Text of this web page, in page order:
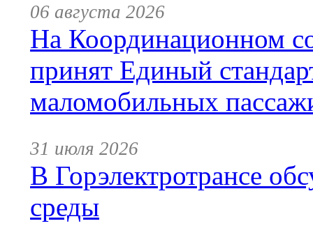
06 августа 2026
На Координационном
принят Единый
маломобильных
31 июля 2026
В Горэлектротрансе
среды